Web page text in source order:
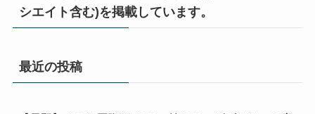
シエイト含む)を掲載しています。
最近の投稿